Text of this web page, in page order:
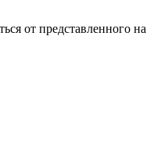
от представленного на